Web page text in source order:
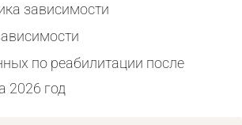
зависимости
по реабилитации после
2026 год